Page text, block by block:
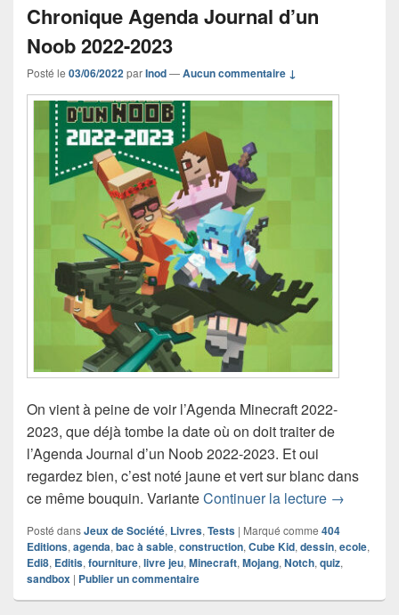
Chronique Agenda Journal d’un
Noob 2022-2023
Posté le 03/06/2022parInod—Aucun commentaire ↓
On vient à peine de voir l’Agenda Minecraft 2022-
2023, que déjà tombe la date où on doit traiter de
l’Agenda Journal d’un Noob 2022-2023. Et oui
regardez bien, c’est noté jaune et vert sur blanc dans
ce même bouquin. VarianteContinuer la lecture →
Posté dansJeux de Société, Livres, Tests | Marqué comme 404
Editions, agenda, bac à sable, construction, Cube Kid, dessin, ecole,
Edi8, Editis, fourniture, livre jeu, Minecraft, Mojang, Notch, quiz,
sandbox | Publier un commentaire